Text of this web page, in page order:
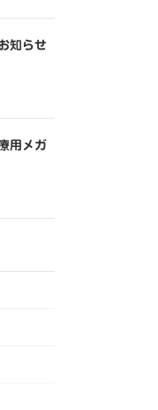
知らせ
用メガ